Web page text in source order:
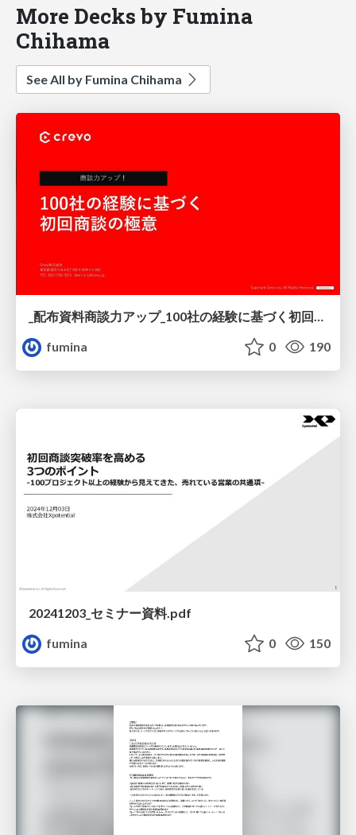
More Decks by Fumina
Chihama
See All by Fumina Chihama
_配布資料商談力アップ_100社の経験に基づく初回商談の極意_Crevo.pdf
fumina
0 190
20241203_セミナー資料.pdf
fumina
0 150